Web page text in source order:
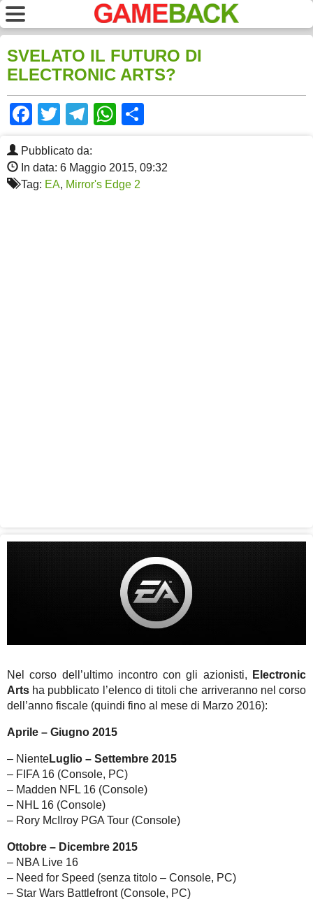
SVELATO IL FUTURO DI
ELECTRONIC ARTS?
Facebook
TwitterTelegram
WhatsApp
Pubblicato da:
In data: 6 Maggio 2015, 09:32
Tag: EA, Mirror's Edge 2
Nel corso dell’ultimo incontro con gli azionisti,
Electronic
Arts ha pubblicato l’elenco di titoli che arriveranno nel corso
dell’anno fiscale (quindi fino al mese di Marzo 2016):
Aprile – Giugno 2015
– NienteLuglio – Settembre 2015
– FIFA 16 (Console, PC)
– Madden NFL 16 (Console)
– NHL 16 (Console)
– Rory McIlroy PGA Tour (Console)
Ottobre – Dicembre 2015
– NBA Live 16
– Need for Speed (senza titolo – Console, PC)
– Star Wars Battlefront (Console, PC)